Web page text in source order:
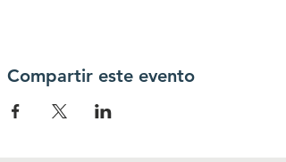
Compartir este evento